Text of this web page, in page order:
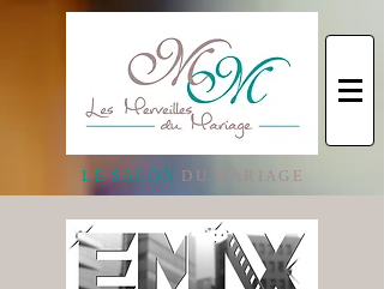
L E S A L O N D U M A R I A G E